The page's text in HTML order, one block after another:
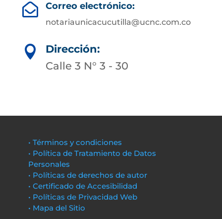
 Correo electrónico:
notariaunicacucutilla@ucnc.com.co

Dirección:
Calle 3 N° 3 - 30
• Términos y condiciones
• Política de Tratamiento de Datos
Personales
• Políticas de derechos de autor
• Certificado de Accesibilidad
• Políticas de Privacidad Web
• Mapa del Sitio